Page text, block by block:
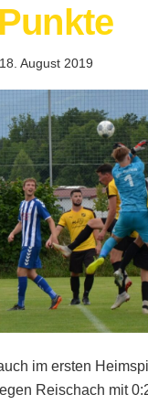
18. August 2019
im ersten
Reischach mit